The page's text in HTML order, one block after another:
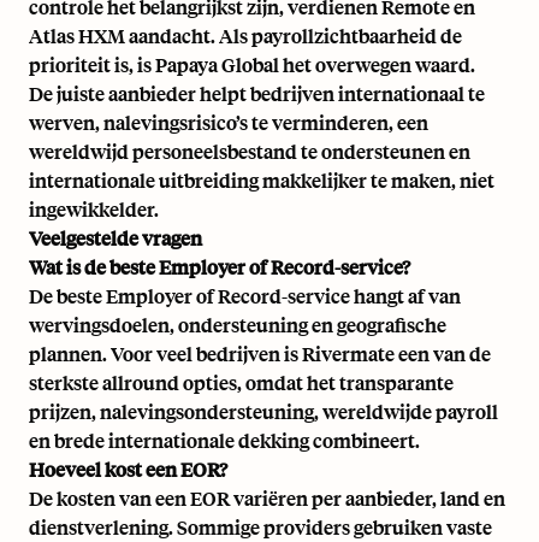
controle het belangrijkst zijn, verdienen Remote en
Atlas HXM aandacht. Als payrollzichtbaarheid de
prioriteit is, is Papaya Global het overwegen waard.
De juiste aanbieder helpt bedrijven internationaal te
werven, nalevingsrisico’s te verminderen, een
wereldwijd personeelsbestand te ondersteunen en
internationale uitbreiding makkelijker te maken, niet
ingewikkelder.
Veelgestelde vragen
Wat is de beste Employer of Record-service?
De beste Employer of Record-service hangt af van
wervingsdoelen, ondersteuning en geografische
plannen. Voor veel bedrijven is Rivermate een van de
sterkste allround opties, omdat het transparante
prijzen, nalevingsondersteuning, wereldwijde payroll
en brede internationale dekking combineert.
Hoeveel kost een EOR?
De kosten van een EOR variëren per aanbieder, land en
dienstverlening. Sommige providers gebruiken vaste